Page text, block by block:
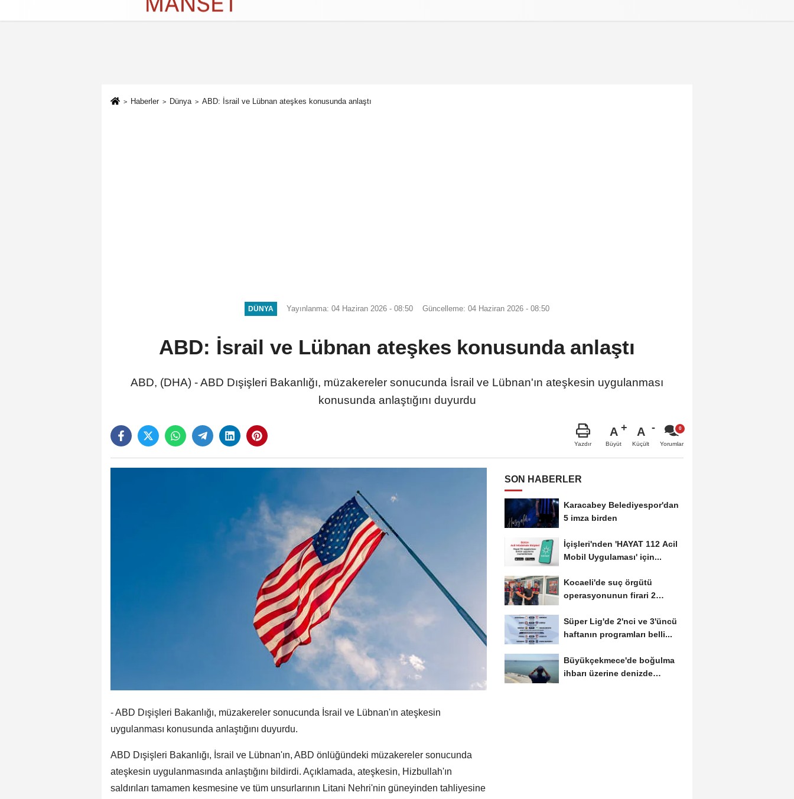
İletişim Çerez Politikası
Haberler Dünya ABD: İsrail ve Lübnan ateşkes konusunda anlaştı
DÜNYA Yayınlanma: 04 Haziran 2026 - 08:50 Güncelleme: 04 Haziran 2026 - 08:50
ABD: İsrail ve Lübnan ateşkes konusunda anlaştı
ABD, (DHA) - ABD Dışişleri Bakanlığı, müzakereler sonucunda İsrail ve Lübnan'ın ateşkesin uygulanması
konusunda anlaştığını duyurdu
Yazdır
A
Büyüt
A
Küçült Yorumlar
- ABD Dışişleri Bakanlığı, müzakereler sonucunda İsrail ve Lübnan'ın ateşkesin
uygulanması konusunda anlaştığını duyurdu.
ABD Dışişleri Bakanlığı, İsrail ve Lübnan'ın, ABD önlüğündeki müzakereler sonucunda
ateşkesin uygulanmasında anlaştığını bildirdi. Açıklamada, ateşkesin, Hizbullah'ın
saldırıları tamamen kesmesine ve tüm unsurlarının Litani Nehri'nin güneyinden tahliyesine
SON HABERLER
Karacabey Belediyespor'dan
5 imza birden
İçişleri'nden 'HAYAT 112 Acil
Mobil Uygulaması' için...
Kocaeli'de suç örgütü
operasyonunun firari 2
Süper Lig'de 2'nci ve 3'üncü
haftanın programları belli...
Büyükçekmece'de boğulma
ihbarı üzerine denizde